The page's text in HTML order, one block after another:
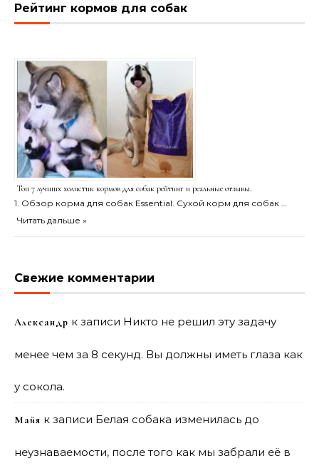
Рейтинг кормов для собак
Топ 7 лучших холистик кормов для собак рейтинг и реальные отзывы.
1. Обзор корма для собак Essential. Сухой корм для собак …
Читать дальше »
Свежие комментарии
Александр к записи Никто не решил эту задачу
менее чем за 8 секунд. Вы должны иметь глаза как
у сокола.
Майя к записи Белая собака изменилась до
неузнаваемости, после того как мы забрали её в